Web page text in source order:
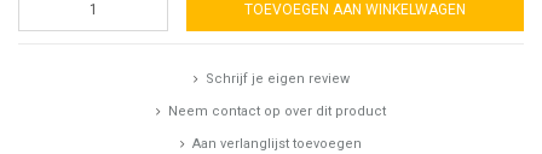
TOEVOEGEN AAN WINKELWAGEN
Schrijf je eigen review
Neem contact op over dit product
Aan verlanglijst toevoegen